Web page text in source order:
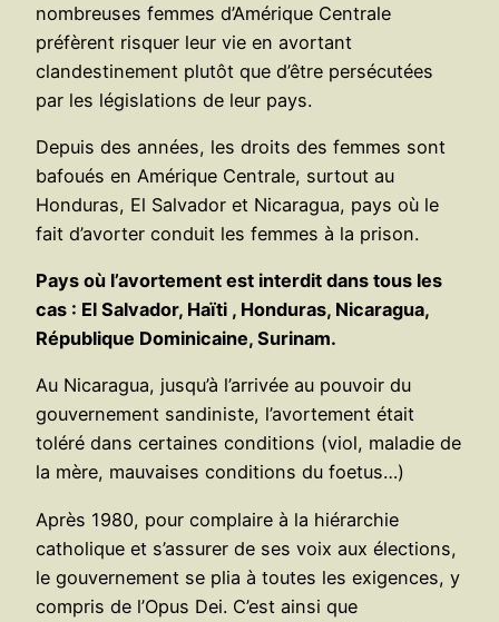
nombreuses femmes d’Amérique Centrale
préfèrent risquer leur vie en avortant
clandestinement plutôt que d’être persécutées
par les législations de leur pays.
Depuis des années, les droits des femmes sont
bafoués en Amérique Centrale, surtout au
Honduras, El Salvador et Nicaragua, pays où le
fait d’avorter conduit les femmes à la prison.
Pays où l’avortement est interdit dans tous les
cas : El Salvador, Haïti , Honduras, Nicaragua,
République Dominicaine, Surinam.
Au Nicaragua, jusqu’à l’arrivée au pouvoir du
gouvernement sandiniste, l’avortement était
toléré dans certaines conditions (viol, maladie de
la mère, mauvaises conditions du foetus…)
Après 1980, pour complaire à la hiérarchie
catholique et s’assurer de ses voix aux élections,
le gouvernement se plia à toutes les exigences, y
compris de l’Opus Dei. C’est ainsi que